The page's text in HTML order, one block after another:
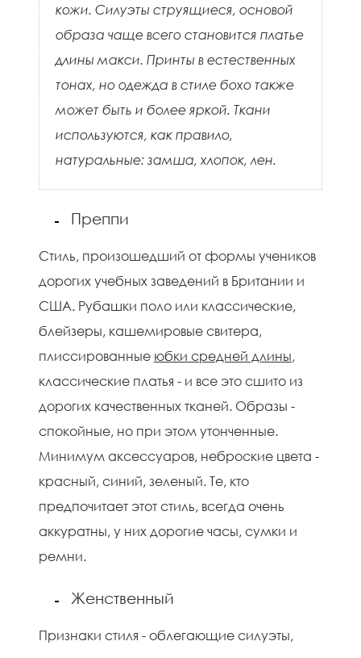
кожи. Силуэты струящиеся, основой
образа чаще всего становится платье
длины макси. Принты в естественных
тонах, но одежда в стиле бохо также
может быть и более яркой. Ткани
используются, как правило,
натуральные: замша, хлопок, лен.
Преппи
Стиль, произошедший от формы учеников
дорогих учебных заведений в Британии и
США. Рубашки поло или классические,
блейзеры, кашемировые свитера,
плиссированные юбки средней длины,
классические платья - и все это сшито из
дорогих качественных тканей. Образы -
спокойные, но при этом утонченные.
Минимум аксессуаров, неброские цвета -
красный, синий, зеленый. Те, кто
предпочитает этот стиль, всегда очень
аккуратны, у них дорогие часы, сумки и
ремни.
Женственный
Признаки стиля - облегающие силуэты,